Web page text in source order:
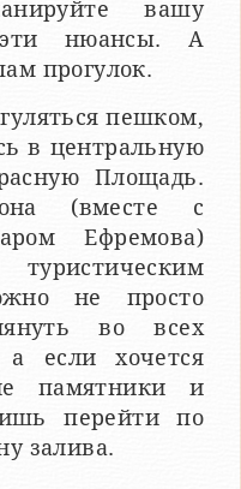
вашу
эти нюансы. А
прогулок.
пешком,
в центральную
Площадь.
(вместе с
Ефремова)
туристическим
не просто
во всех
если хочется
памятники и
перейти по
залива.